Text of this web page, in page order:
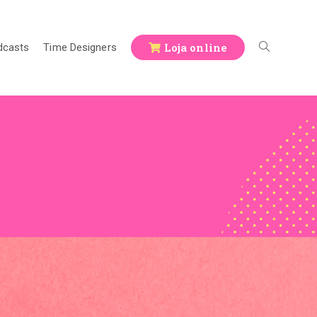
Time Designers Loja online